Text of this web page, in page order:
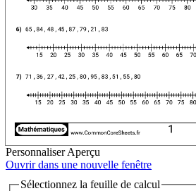
Personnaliser Aperçu
Ouvrir dans une nouvelle fenêtre
Sélectionnez la feuille de calcul